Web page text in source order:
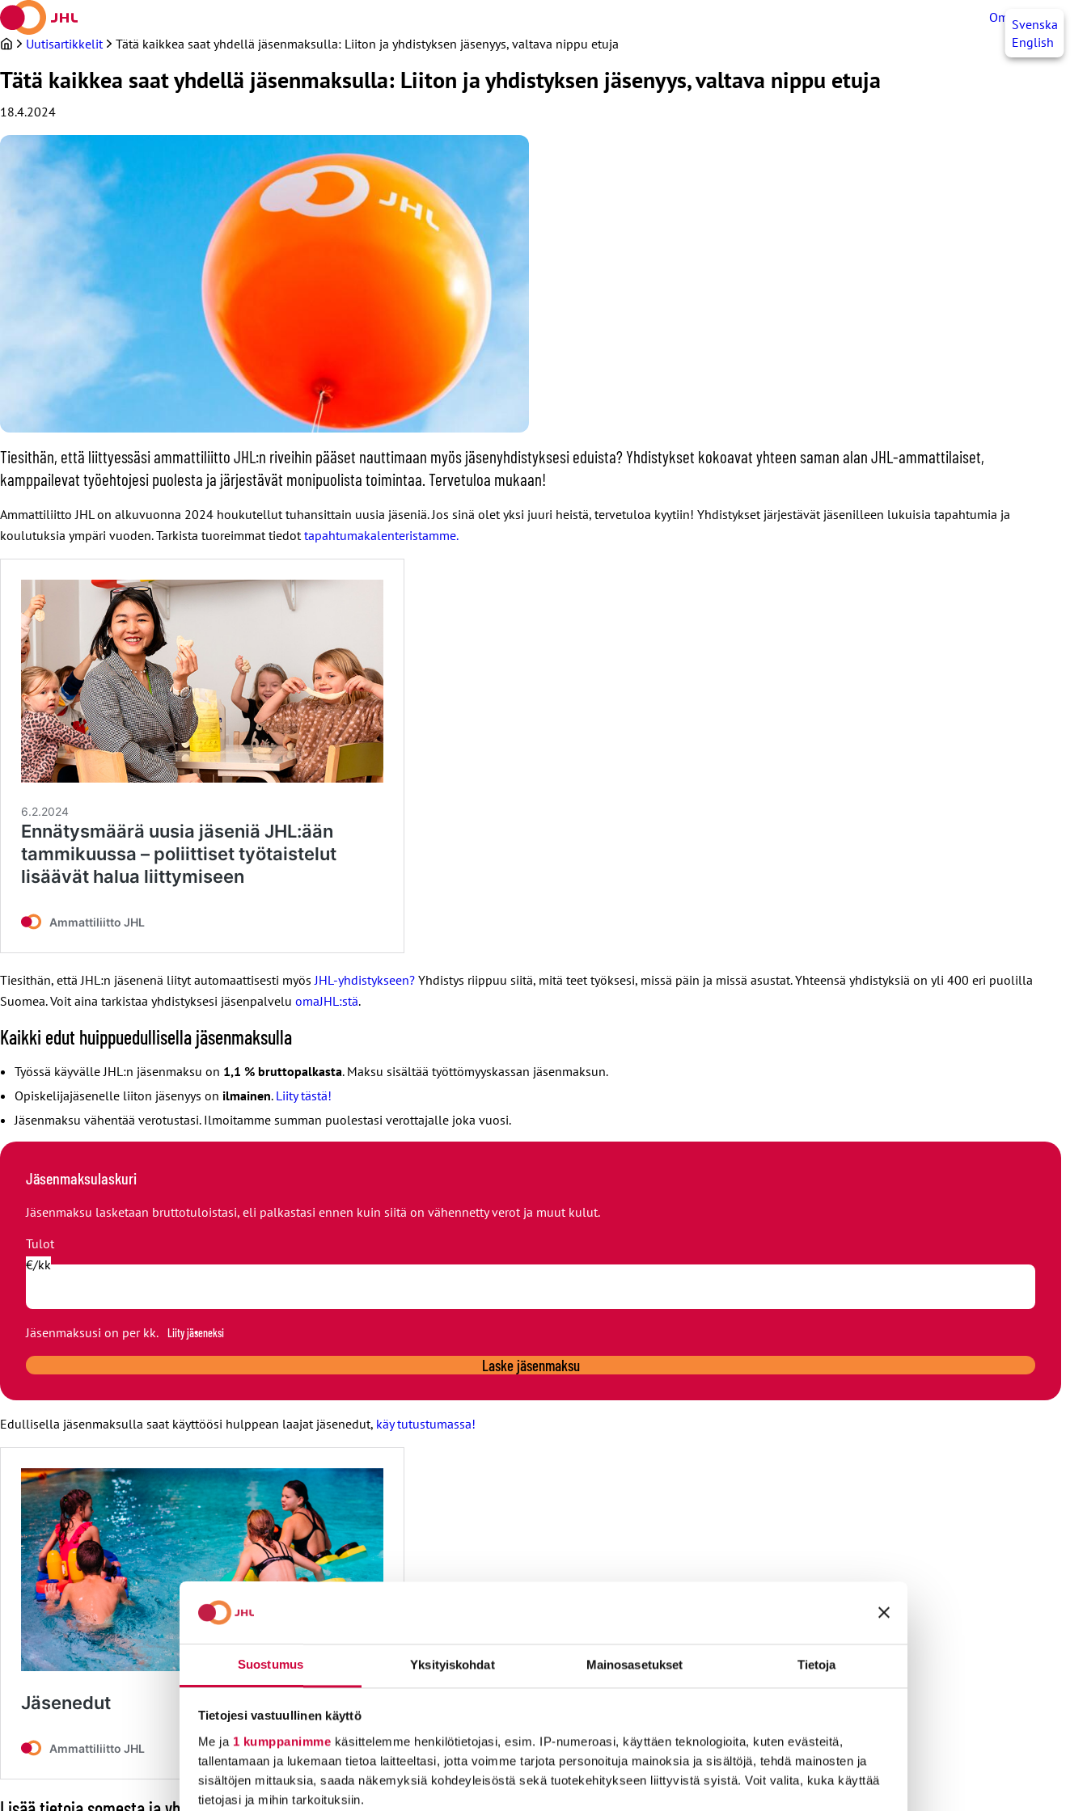
Suostumus Yksityiskohdat Mainosasetukset Tietoja
Tietojesi vastuullinen käyttö
Me ja 1 kumppanimme käsittelemme henkilötietojasi, esim. IP-numeroasi, käyttäen teknologioita, kuten evästeitä,
tallentamaan ja lukemaan tietoa laitteeltasi, jotta voimme tarjota personoituja mainoksia ja sisältöjä, tehdä mainosten ja
sisältöjen mittauksia, saada näkemyksiä kohdeyleisöstä sekä tuotekehitykseen liittyvistä syistä. Voit valita, kuka käyttää
tietojasi ja mihin tarkoituksiin.
Siirry
sisältöön
OmaJHLSvenska
English
Uutisartikkelit Tätä kaikkea saat yhdellä jäsenmaksulla: Liiton ja yhdistyksen jäsenyys, valtava nippu etuja
Tätä kaikkea saat yhdellä jäsenmaksulla: Liiton ja yhdistyksen jäsenyys, valtava nippu etuja
18.4.2024
Tiesithän, että liittyessäsi ammattiliitto JHL:n riveihin pääset nauttimaan myös jäsenyhdistyksesi eduista? Yhdistykset kokoavat yhteen saman alan JHL-ammattilaiset,
kamppailevat työehtojesi puolesta ja järjestävät monipuolista toimintaa. Tervetuloa mukaan!
Ammattiliitto JHL on alkuvuonna 2024 houkutellut tuhansittain uusia jäseniä. Jos sinä olet yksi juuri heistä, tervetuloa kyytiin! Yhdistykset järjestävät jäsenilleen lukuisia tapahtumia ja
koulutuksia ympäri vuoden. Tarkista tuoreimmat tiedot tapahtumakalenteristamme.
Tiesithän, että JHL:n jäsenenä liityt automaattisesti myös JHL-yhdistykseen? Yhdistys riippuu siitä, mitä teet työksesi, missä päin ja missä asustat. Yhteensä yhdistyksiä on yli 400 eri puolilla
Suomea. Voit aina tarkistaa yhdistyksesi jäsenpalvelu omaJHL:stä.
Kaikki edut huippuedullisella jäsenmaksulla
Työssä käyvälle JHL:n jäsenmaksu on 1,1 % bruttopalkasta. Maksu sisältää työttömyyskassan jäsenmaksun.
Opiskelijajäsenelle liiton jäsenyys on ilmainen. Liity tästä!
Jäsenmaksu vähentää verotustasi. Ilmoitamme summan puolestasi verottajalle joka vuosi.
Jäsenmaksulaskuri
Jäsenmaksu lasketaan bruttotuloistasi, eli palkastasi ennen kuin siitä on vähennetty verot ja muut kulut.
Tulot
€/kk
Jäsenmaksusi on per kk. Liity jäseneksi
Laske jäsenmaksu
Edullisella jäsenmaksulla saat käyttöösi hulppean laajat jäsenedut, käy tutustumassa!